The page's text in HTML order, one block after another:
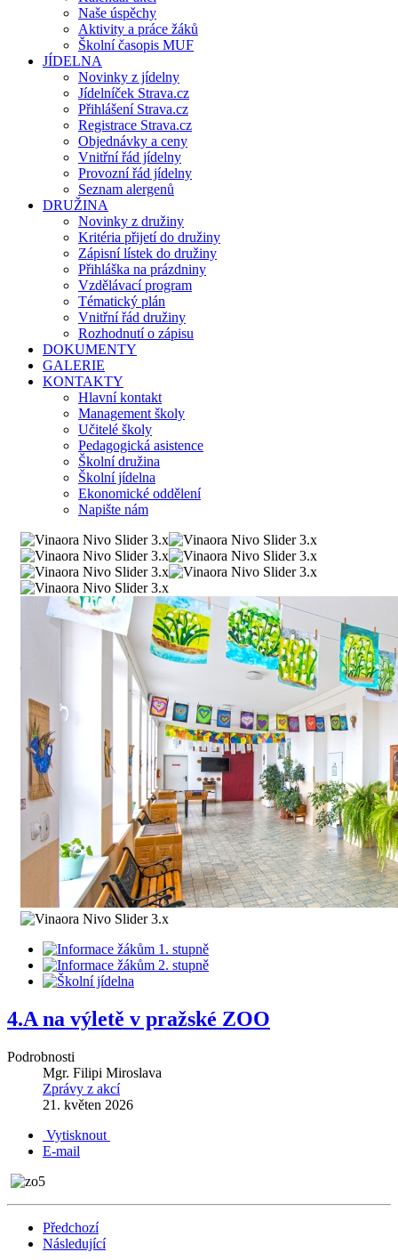
Naše úspěchy
Aktivity a práce žáků
Školní časopis MUF
JÍDELNA
Novinky z jídelny
Jídelníček Strava.cz
Přihlášení Strava.cz
Registrace Strava.cz
Objednávky a ceny
Vnitřní řád jídelny
Provozní řád jídelny
Seznam alergenů
DRUŽINA
Novinky z družiny
Kritéria přijetí do družiny
Zápisní lístek do družiny
Přihláška na prázdniny
Vzdělávací program
Tématický plán
Vnitřní řád družiny
Rozhodnutí o zápisu
DOKUMENTY
GALERIE
KONTAKTY
Hlavní kontakt
Management školy
Učitelé školy
Pedagogická asistence
Školní družina
Školní jídelna
Ekonomické oddělení
Napište nám
4.A na výletě v pražské ZOO
Podrobnosti
Mgr. Filipi Miroslava
Zprávy z akcí
21. květen 2026
Vytisknout
E-mail
Předchozí
Následující